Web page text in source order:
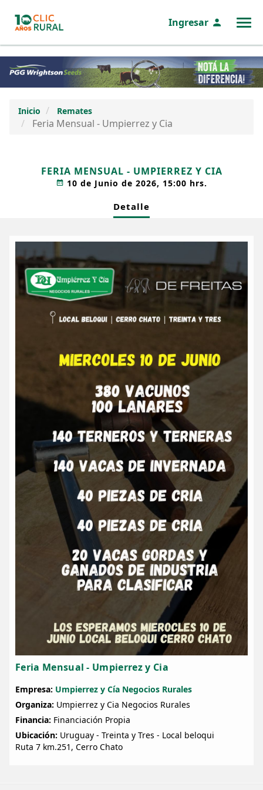
Ingresar
Inicio Remates
Feria Mensual - Umpierrez y Cia
FERIA MENSUAL - UMPIERREZ Y CIA
10 de Junio de 2026, 15:00 hrs.
Detalle
Feria Mensual - Umpierrez y Cia
Empresa: Umpierrez y Cía Negocios Rurales
Organiza: Umpierrez y Cia Negocios Rurales
Financia: Financiación Propia
Ubicación: Uruguay - Treinta y Tres - Local beloqui
Ruta 7 km.251, Cerro Chato